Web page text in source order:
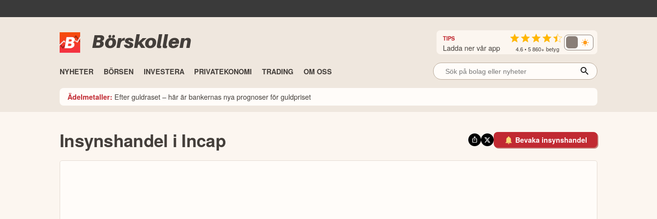
Börskollen TIPS
Ladda ner vår app 4.6 • 5 860+ betyg
NYHETER BÖRSEN INVESTERA PRIVATEKONOMI TRADING OM OSS
Ädelmetaller: Efter guldraset – här är bankernas nya prognoser för guldpriset
Insynshandel i Incap Bevaka insynshandel